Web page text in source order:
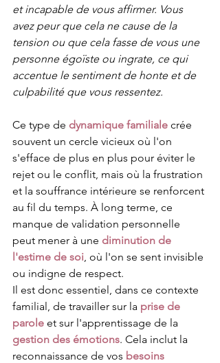
et incapable de vous affirmer. Vous
avez peur que cela ne cause de la
tension ou que cela fasse de vous une
personne égoïste ou ingrate, ce qui
accentue le sentiment de honte et de
culpabilité que vous ressentez.
Ce type de dynamique familiale crée
souvent un cercle vicieux où l'on
s'efface de plus en plus pour éviter le
rejet ou le conflit, mais où la frustration
et la souffrance intérieure se renforcent
au fil du temps. À long terme, ce
manque de validation personnelle
peut mener à une diminution de
l'estime de soi , où l'on se sent invisible
ou indigne de respect.
Il est donc essentiel, dans ce contexte
familial, de travailler sur la prise de
parole et sur l'apprentissage de la
gestion des émotions. Cela inclut la
reconnaissance de vos besoins